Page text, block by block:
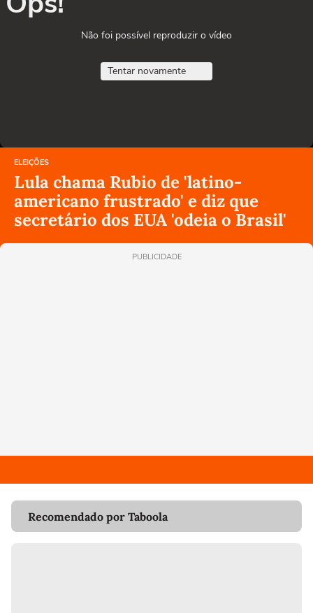
Não foi possível reproduzir o vídeo
Tentar novamente
ELEIÇÕES
Lula chama Rubio de 'latino-
americano frustrado' e diz que
secretário dos EUA 'odeia o Brasil'
PUBLICIDADE
Recomendado por Taboola